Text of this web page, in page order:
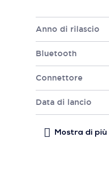
Anno di rilascio
Bluetooth
Connettore
Data di lancio